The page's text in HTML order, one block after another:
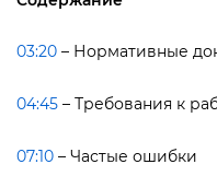
03:20 – Нормативные
04:45 – Требования к
07:10 – Частые ошибки